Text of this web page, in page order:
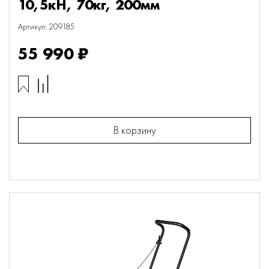
10,5кН, 70кг, 200мм
Артикул: 209185
55 990 ₽
В корзину